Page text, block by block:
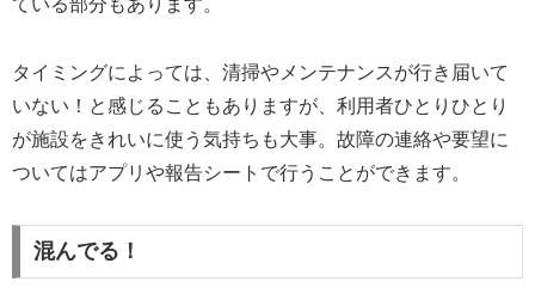
ている部分もあります。
タイミングによっては、清掃やメンテナンスが行き届いて
いない！と感じることもありますが、利用者ひとりひとり
が施設をきれいに使う気持ちも大事。故障の連絡や要望に
ついてはアプリや報告シートで行うことができます。
混んでる！